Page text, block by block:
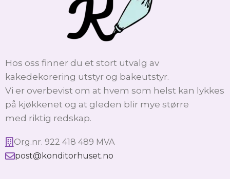
Hos oss finner du et stort utvalg av
kakedekorering utstyr og bakeutstyr.
Vi er overbevist om at hvem som helst kan lykkes
på kjøkkenet og at gleden blir mye større
med riktig redskap.
Org.nr. 922 418 489 MVA
post@konditorhuset.no